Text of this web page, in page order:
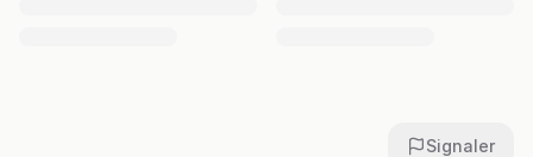
Signaler